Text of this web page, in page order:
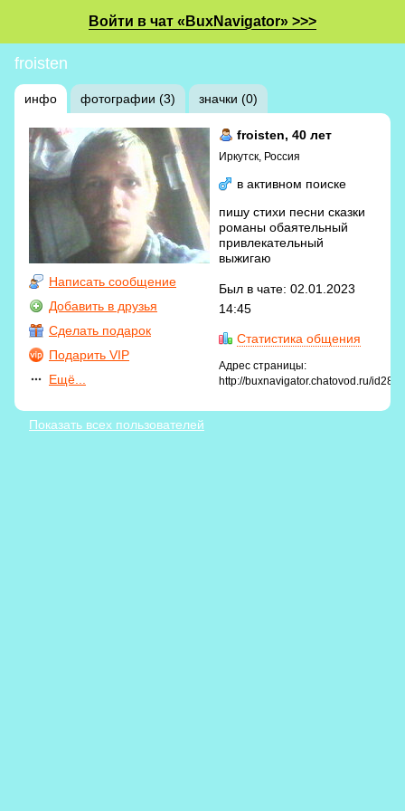
Войти в чат «BuxNavigator» >>>
froisten
инфо фотографии (3) значки (0)
Написать сообщение
Добавить в друзья
Сделать подарок
Подарить VIP
Ещё...
froisten, 40 лет
Иркутск, Россия
в активном поиске
пишу стихи песни сказки
романы обаятельный
привлекательный
выжигаю
Был в чате: 02.01.2023
14:45
Статистика общения
Адрес страницы:
http://buxnavigator.chatovod.ru/
Показать всех пользователей